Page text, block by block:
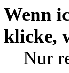
Wenn
klicke,
Nur